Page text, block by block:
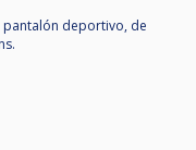
deportivo, de